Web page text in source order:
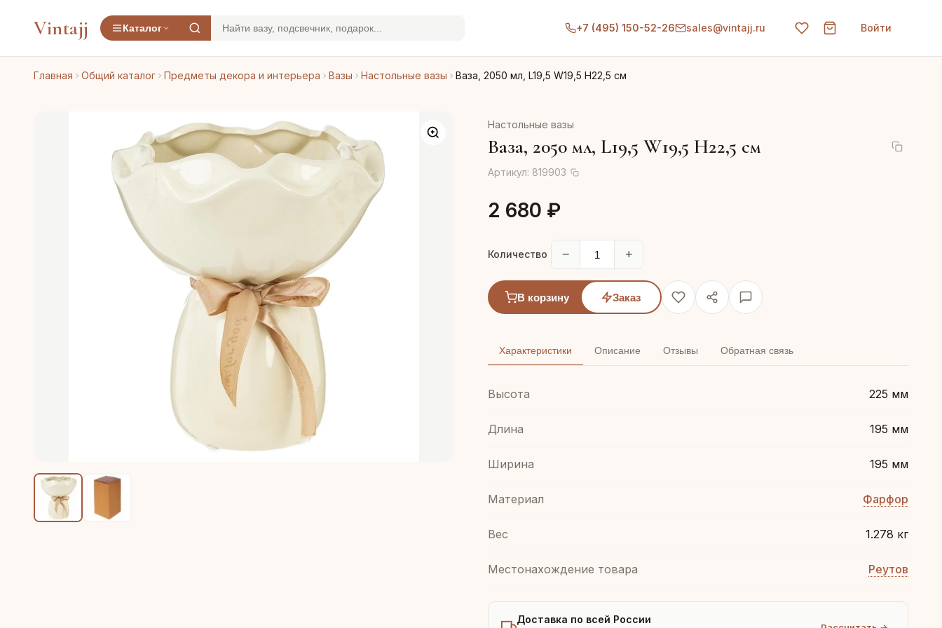
Vintajj Каталог +7 (495) 150-52-26 sales@vintajj.ru Войти
Главная Общий каталог Предметы декора и интерьера Вазы Настольные вазы Ваза, 2050 мл, L19,5 W19,5 H22,5 см
Настольные вазы
Ваза, 2050 мл, L19,5 W19,5 H22,5 см
Артикул: 819903
2 680 ₽
Количество − +
В корзину Заказ
Характеристики Описание Отзывы Обратная связь
Высота 225 мм
Длина 195 мм
Ширина 195 мм
Материал Фарфор
Вес 1.278 кг
Местонахождение товара Реутов
Доставка по всей России